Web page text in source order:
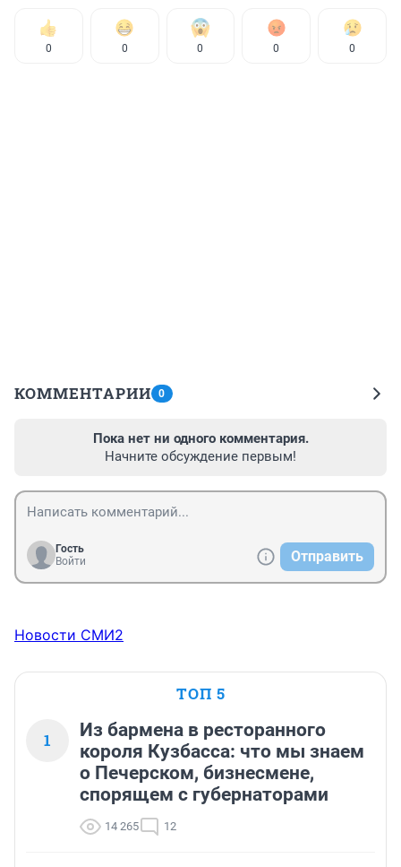
0 0 0 0 0
КОММЕНТАРИИ 0
Пока нет ни одного комментария.
Начните обсуждение первым!
Гость
Войти
Отправить
Новости СМИ2
ТОП 5
1
Из бармена в ресторанного
короля Кузбасса: что мы знаем
о Печерском, бизнесмене,
спорящем с губернаторами
14 265 12